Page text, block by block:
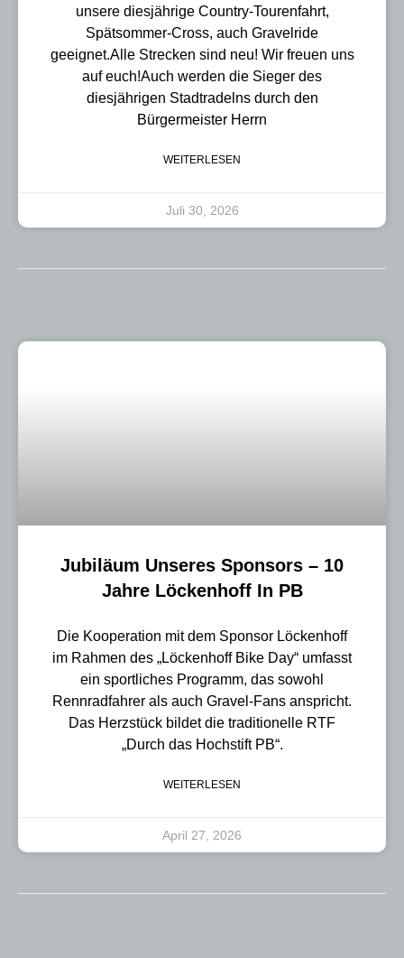
unsere diesjährige Country-Tourenfahrt,
Spätsommer-Cross, auch Gravelride
geeignet.Alle Strecken sind neu! Wir freuen uns
auf euch!Auch werden die Sieger des
diesjährigen Stadtradelns durch den
Bürgermeister Herrn
WEITERLESEN
Juli 30, 2026
Jubiläum Unseres Sponsors – 10
Jahre Löckenhoff In PB
Die Kooperation mit dem Sponsor Löckenhoff
im Rahmen des „Löckenhoff Bike Day“ umfasst
ein sportliches Programm, das sowohl
Rennradfahrer als auch Gravel-Fans anspricht.
Das Herzstück bildet die traditionelle RTF
„Durch das Hochstift PB“.
WEITERLESEN
April 27, 2026